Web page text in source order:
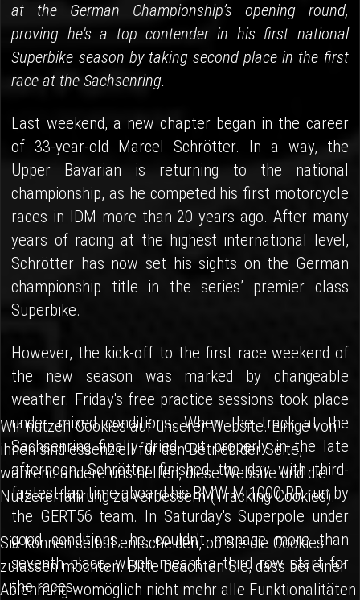
at the German Championship’s opening round,
proving he's a top contender in his first national
Superbike season by taking second place in the first
race at the Sachsenring.
Last weekend, a new chapter began in the career
of 33-year-old Marcel Schrötter. In a way, the
Upper Bavarian is returning to the national
championship, as he competed his first motorcycle
races in IDM more than 20 years ago. After many
years of racing at the highest international level,
Schrötter has now set his sights on the German
championship title in the series’ premier class
Superbike.
However, the kick-off to the first race weekend of
the new season was marked by changeable
weather. Friday's free practice sessions took place
under mixed conditions. When the track at the
Sachsenring finally dried out properly in the late
afternoon, Schrötter finished the day with third-
fastest lap time aboard his BMW M 1000 RR run by
the GERT56 team. In Saturday's Superpole under
good conditions, he couldn't manage more than
seventh place, which meant a third row start for
the races.
Wir nutzen Cookies auf unserer Website. Einige von
ihnen sind essenziell für den Betrieb der Seite,
während andere uns helfen, diese Website und die
Nutzererfahrung zu verbessern (Tracking Cookies).
Sie können selbst entscheiden, ob Sie die Cookies
zulassen möchten. Bitte beachten Sie, dass bei einer
Ablehnung womöglich nicht mehr alle Funktionalitäten